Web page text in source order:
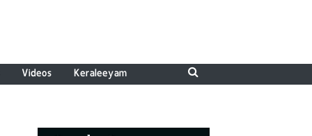
Videos Keraleeyam